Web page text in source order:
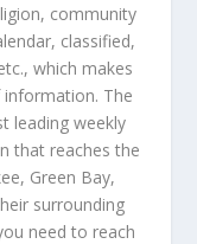
community
classified,
which makes
The
leading weekly
that reaches the
Green Bay,
surrounding
need to reach